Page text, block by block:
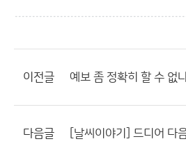
이전글 예보 좀 정확히 할 수 없
다음글